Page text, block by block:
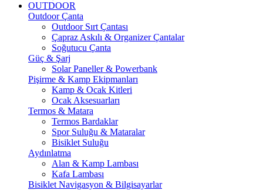
OUTDOOR
Outdoor Çanta
Outdoor Sırt Çantası
Çapraz Askılı & Organizer Çantalar
Soğutucu Çanta
Güç & Şarj
Solar Paneller & Powerbank
Pişirme & Kamp Ekipmanları
Kamp & Ocak Kitleri
Ocak Aksesuarları
Termos & Matara
Termos Bardaklar
Spor Suluğu & Mataralar
Bisiklet Suluğu
Aydınlatma
Alan & Kamp Lambası
Kafa Lambası
Bisiklet Navigasyon & Bilgisayarlar